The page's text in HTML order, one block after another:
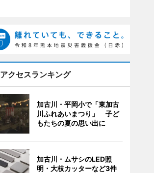
アクセスランキング
加古川・平岡小で「東加古
川ふれあいまつり」 子ど
もたちの夏の思い出に
加古川・ムサシのLED照
明・大枝カッターなど3件